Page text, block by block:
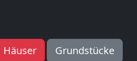
Häuser
Grundstücke